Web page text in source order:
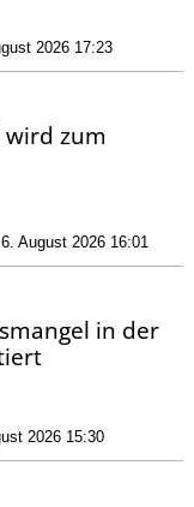
2026 17:23
zum
August 2026 16:01
in der
2026 15:30